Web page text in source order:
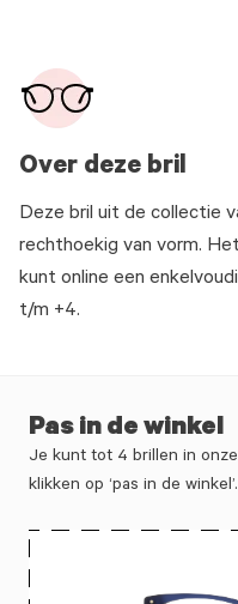
Over deze bril
Deze bril uit de collectie
rechthoekig van vorm.
kunt online een
t/m +4.
Pas in de winkel
Je kunt tot 4 brillen in
klikken op ‘pas in de winkel’.